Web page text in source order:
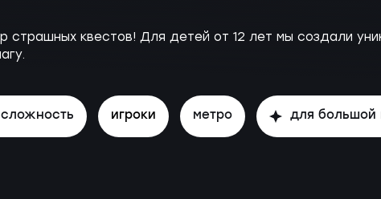
страшных квестов! Для детей от 12 лет мы создали
сложность игроки метро для большой